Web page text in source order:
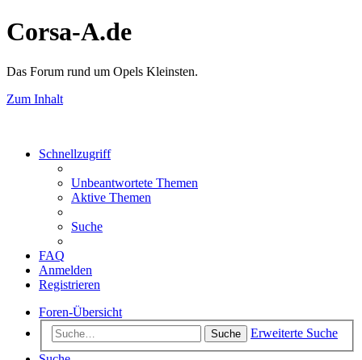
Corsa-A.de
Das Forum rund um Opels Kleinsten.
Zum Inhalt
Schnellzugriff
Unbeantwortete Themen
Aktive Themen
Suche
FAQ
Anmelden
Registrieren
Foren-Übersicht
Suche
Erweiterte Suche